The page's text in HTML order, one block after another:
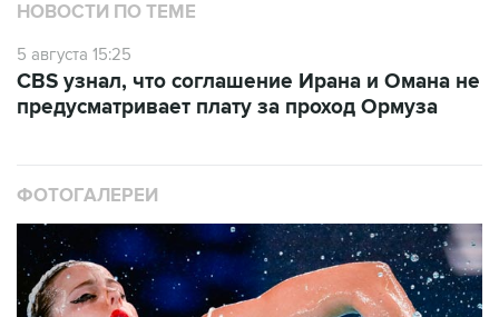
НОВОСТИ ПО ТЕМЕ
5 августа 15:25
CBS узнал, что соглашение Ирана и Омана не
предусматривает плату за проход Ормуза
ФОТОГАЛЕРЕИ